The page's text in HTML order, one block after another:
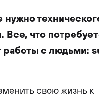
нужно
Все, что
работы с людьми:
свою жизнь к